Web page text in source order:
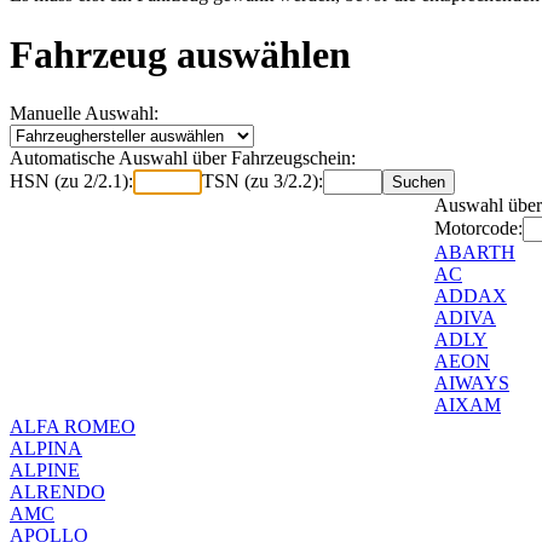
Fahrzeug auswählen
Manuelle Auswahl:
Automatische Auswahl über Fahrzeugschein:
HSN (zu 2/2.1):
TSN (zu 3/2.2):
Auswahl
Motorcode:
ABARTH
AC
ADDAX
ADIVA
ADLY
AEON
AIWAYS
AIXAM
ALFA ROMEO
ALPINA
ALPINE
ALRENDO
AMC
APOLLO